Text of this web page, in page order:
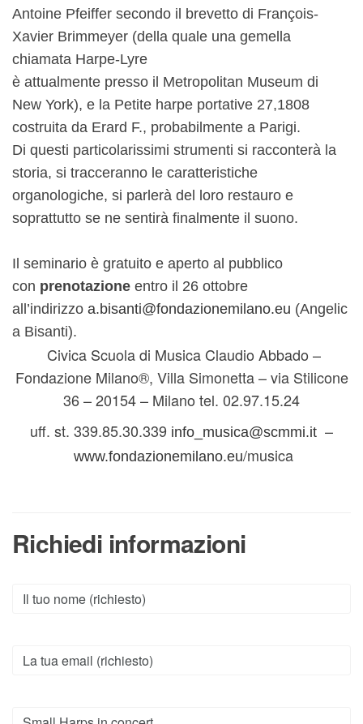
Antoine Pfeiffer secondo il brevetto di François-
Xavier Brimmeyer (della quale una gemella
chiamata Harpe-Lyre
è attualmente presso il Metropolitan Museum di
New York), e la Petite harpe portative 27,1808
costruita da Erard F., probabilmente a Parigi.
Di questi particolarissimi strumenti si racconterà la
storia, si tracceranno le caratteristiche
organologiche, si parlerà del loro restauro e
soprattutto se ne sentirà finalmente il suono.
Il seminario è gratuito e aperto al pubblico
con prenotazione entro il 26 ottobre
all’indirizzo a.bisanti@fondazionemilano.eu (Angelic
a Bisanti).
Civica Scuola di Musica Claudio Abbado –
Fondazione Milano®, Villa Simonetta – via Stilicone
36 – 20154 – Milano tel. 02.97.15.24
uff. st. 339.85.30.339 info_musica@scmmi.it –
www.fondazionemilano.eu/musica
Richiedi informazioni